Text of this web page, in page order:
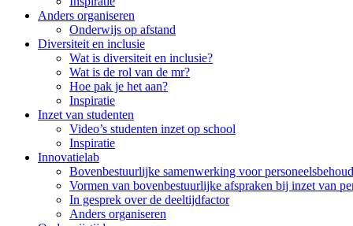
Anders organiseren
Onderwijs op afstand
Diversiteit en inclusie
Wat is diversiteit en inclusie?
Wat is de rol van de mr?
Hoe pak je het aan?
Inspiratie
Inzet van studenten
Video’s studenten inzet op school
Inspiratie
Innovatielab
Bovenbestuurlijke samenwerking voor personeelsbehoud
Vormen van bovenbestuurlijke afspraken bij inzet van
In gesprek over de deeltijdfactor
Anders organiseren